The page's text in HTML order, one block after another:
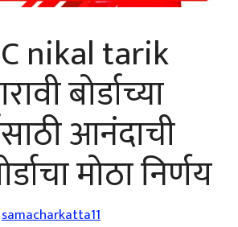
nikal tarik
बोर्डाच्या
आनंदाची
मोठा निर्णय
samacharkatta11